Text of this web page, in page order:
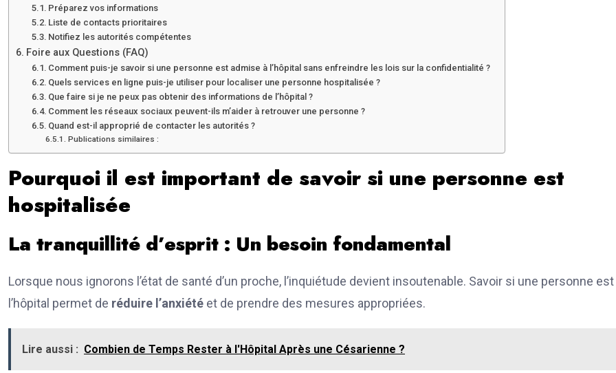
Préparez vos informations
Liste de contacts prioritaires
Notifiez les autorités compétentes
Foire aux Questions (FAQ)
Comment puis-je savoir si une personne est admise à l’hôpital sans enfreindre les lois sur la confidentialité ?
Quels services en ligne puis-je utiliser pour localiser une personne hospitalisée ?
Que faire si je ne peux pas obtenir des informations de l’hôpital ?
Comment les réseaux sociaux peuvent-ils m’aider à retrouver une personne ?
Quand est-il approprié de contacter les autorités ?
Publications similaires :
Pourquoi il est important de savoir si une personne est
hospitalisée
La tranquillité d’esprit : Un besoin fondamental
Lorsque nous ignorons l’état de santé d’un proche, l’inquiétude devient insoutenable. Savoir si une personne est
l’hôpital permet de réduire l’anxiété et de prendre des mesures appropriées.
Lire aussi : Combien de Temps Rester à l'Hôpital Après une Césarienne ?